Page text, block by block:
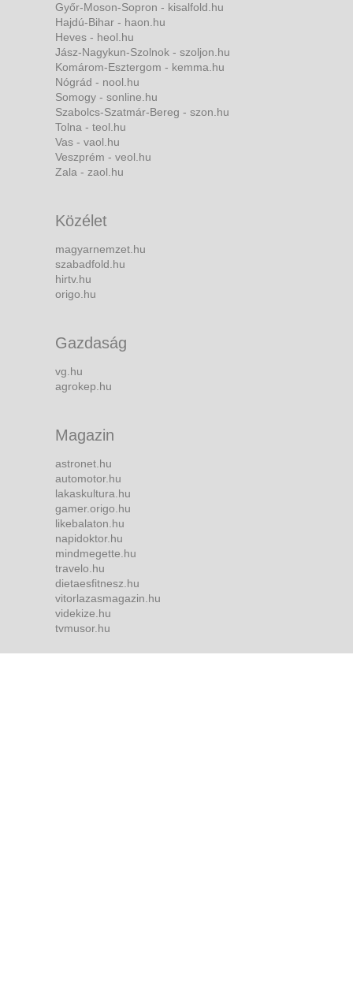
Győr-Moson-Sopron - kisalfold.hu
Hajdú-Bihar - haon.hu
Heves - heol.hu
Jász-Nagykun-Szolnok - szoljon.hu
Komárom-Esztergom - kemma.hu
Nógrád - nool.hu
Somogy - sonline.hu
Szabolcs-Szatmár-Bereg - szon.hu
Tolna - teol.hu
Vas - vaol.hu
Veszprém - veol.hu
Zala - zaol.hu
Közélet
magyarnemzet.hu
szabadfold.hu
hirtv.hu
origo.hu
Gazdaság
vg.hu
agrokep.hu
Magazin
astronet.hu
automotor.hu
lakaskultura.hu
gamer.origo.hu
likebalaton.hu
napidoktor.hu
mindmegette.hu
travelo.hu
dietaesfitnesz.hu
vitorlazasmagazin.hu
videkize.hu
tvmusor.hu